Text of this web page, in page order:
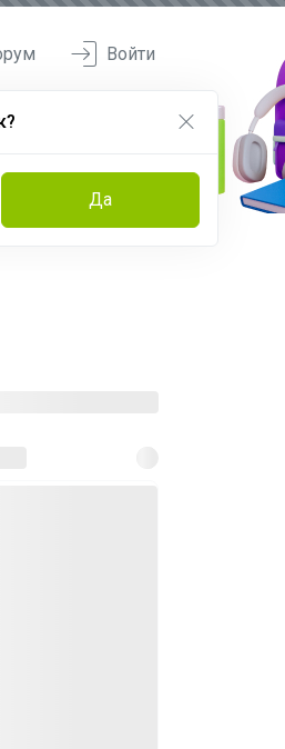
Да
Войти